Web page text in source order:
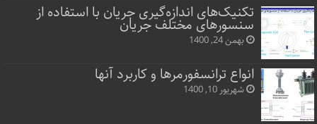
تکنیک‌های اندازه‌گیری جریان با استفاده از
سنسورهای مختلف جریان
بهمن 24, 1400
انواع ترانسفورمرها و کاربرد آنها
شهریور 10, 1400